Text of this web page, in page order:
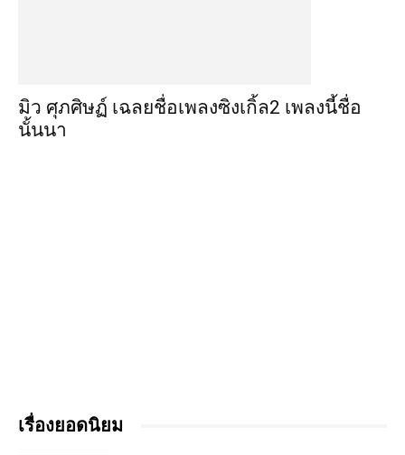
มิว ศุภศิษฏ์ เฉลยชื่อเพลงซิงเกิ้ล2 เพลงนี้ชื่อ
นั้นนา
เรื่องยอดนิยม